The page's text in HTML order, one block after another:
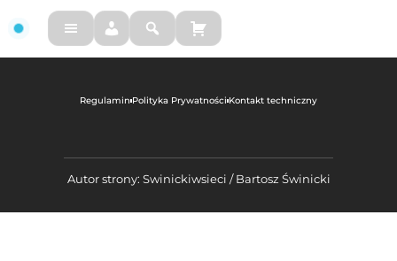
FM
Regulamin Polityka Prywatności Kontakt techniczny
Autor strony: Swinickiwsieci / Bartosz Świnicki